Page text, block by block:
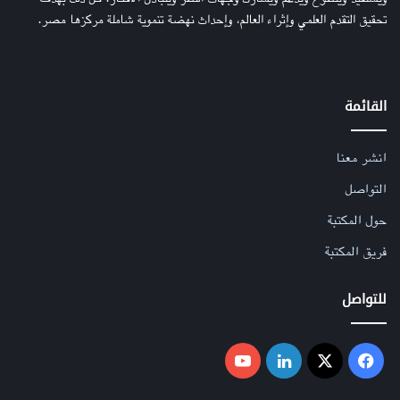
Biomedical Engineering department,
صورة توضح الرئتين داخل القفص الصدري البلَّوري أثناء التصوير
تم بناء النماذج عن طريق الطباعة ثلاثية الأبعاد، حيث تتوافق مع
التجويف الصدري لكل فأر باستخدام التصوير المقطعي المُحوْسَب.
أثمرت هذه التقنية نتائج جيدة، إلا أنها تواجه بعض التحديات
المرتبطة بنظام التصوير في بعض الحالات المرضية التي تمتلئ
تحقيق التقدم العلمي وإثراء العالم، وإحداث نهضة تنموية شاملة مركزها مصر.
القائمة
انشر معنا
التواصل
حول المكتبة
فريق المكتبة
للتواصل
فيسبوك ‫X لينكدإن ‫YouTube